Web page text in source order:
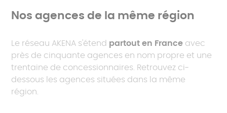
Nos agences de la même région
Le réseau AKENA s'étend partout en France avec
près de cinquante agences en nom propre et une
trentaine de concessionnaires. Retrouvez ci-
dessous les agences situées dans la même
région.